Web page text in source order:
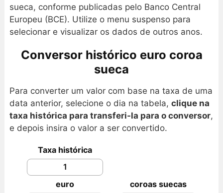
sueca, conforme publicadas pelo Banco Central
Europeu (BCE). Utilize o menu suspenso para
selecionar e visualizar os dados de outros anos.
Conversor histórico euro coroa
sueca
Para converter um valor com base na taxa de uma
data anterior, selecione o dia na tabela, clique na
taxa histórica para transferi-la para o conversor,
e depois insira o valor a ser convertido.
Taxa histórica
euro
coroas suecas